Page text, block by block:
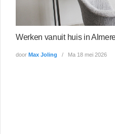
Werken vanuit huis in
door Max Joling Ma 18 mei 2026